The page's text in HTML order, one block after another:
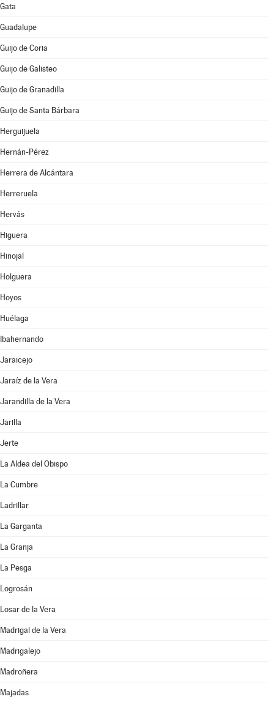
Gata
Guadalupe
Guijo de Coria
Guijo de Galisteo
Guijo de Granadilla
Guijo de Santa Bárbara
Herguijuela
Hernán-Pérez
Herrera de Alcántara
Herreruela
Hervás
Higuera
Hinojal
Holguera
Hoyos
Huélaga
Ibahernando
Jaraicejo
Jaraíz de la Vera
Jarandilla de la Vera
Jarilla
Jerte
La Aldea del Obispo
La Cumbre
Ladrillar
La Garganta
La Granja
La Pesga
Logrosán
Losar de la Vera
Madrigal de la Vera
Madrigalejo
Madroñera
Majadas